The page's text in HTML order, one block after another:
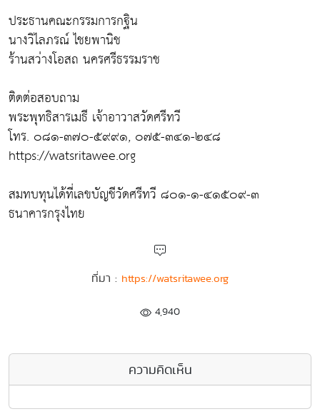
ประธานคณะกรรมการกฐิน
นางวิไลภรณ์ ไชยพานิช
ร้านสว่างโอสถ นครศรีธรรมราช
ติดต่อสอบถาม
พระพุทธิสารเมธี เจ้าอาวาสวัดศรีทวี
โทร. ๐๘๑-๓๗๐-๕๙๙๑, ๐๗๕-๓๔๑-๒๔๘
https://watsritawee.org
สมทบทุนได้ที่เลขบัญชีวัดศรีทวี ๘๐๑-๑-๔๑๕๐๙-๓
ธนาคารกรุงไทย
ที่มา : https://watsritawee.org
4,940
ความคิดเห็น